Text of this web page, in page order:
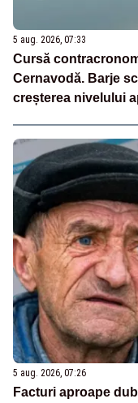
5 aug. 2026, 07:33
Cursă
Cernavodă. Barje
creșterea nivelului
5 aug. 2026, 07:26
Facturi aproape